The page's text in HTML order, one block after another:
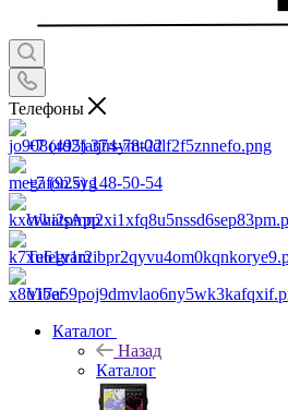
Телефоны
+7 (495) 374-78-22
+7 (925) 148-50-54
WhatsApp
Telegram
Viber
Каталог
Назад
Каталог